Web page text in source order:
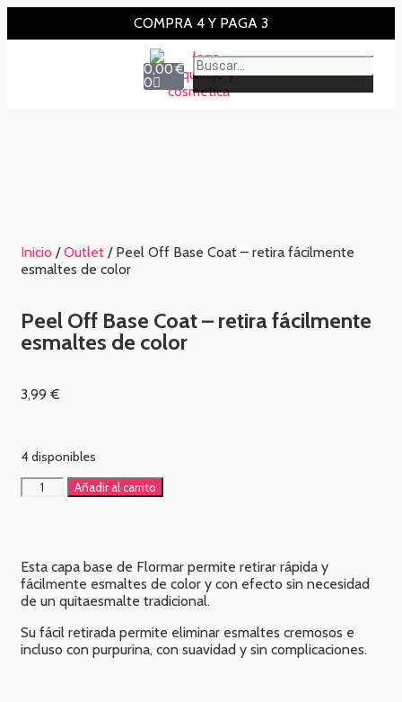
COMPRA 4 Y PAGA 3
0,00€
0
Inicio /Outlet / Peel Off Base Coat – retira fácilmente
esmaltes de color
Peel Off Base Coat – retira fácilmente
esmaltes de color
3,99 €
4 disponibles
Añadir al carrito
Esta capa base de Flormar permite retirar rápida y
fácilmente esmaltes de color y con efecto sin necesidad
de un quitaesmalte tradicional.
Su fácil retirada permite eliminar esmaltes cremosos e
incluso con purpurina, con suavidad y sin complicaciones.